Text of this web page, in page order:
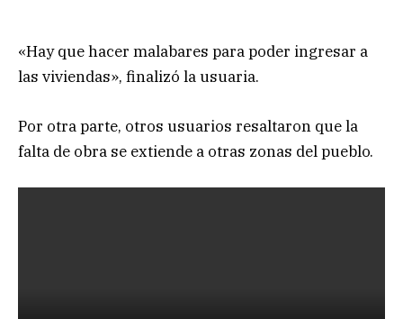
«Hay que hacer malabares para poder ingresar a
las viviendas», finalizó la usuaria.
Por otra parte, otros usuarios resaltaron que la
falta de obra se extiende a otras zonas del pueblo.